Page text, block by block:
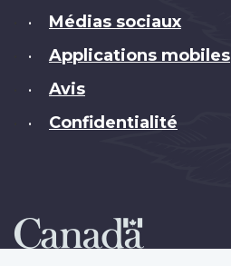
• Médias sociaux
• Applications mobiles
• Avis
• Confidentialité